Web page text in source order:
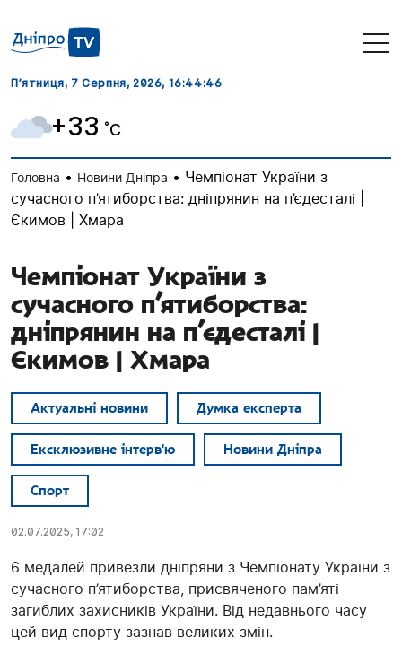
П’ятниця, 7 Серпня, 2026, 16:44:46
+33 ˚C
Головна • Новини Дніпра • Чемпіонат України з
сучасного п’ятиборства: дніпрянин на п’єдесталі |
Єкимов | Хмара
Чемпіонат України з
сучасного п’ятиборства:
дніпрянин на п’єдесталі |
Єкимов | Хмара
Актуальні новини Думка експерта
Ексклюзивне інтерв'ю Новини Дніпра
Спорт
02.07.2025, 17:02
6 медалей привезли дніпряни з Чемпіонату України з
сучасного п’ятиборства, присвяченого пам’яті
загиблих захисників України. Від недавнього часу
цей вид спорту зазнав великих змін.